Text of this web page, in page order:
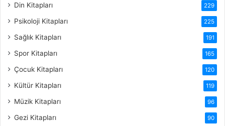
Din Kitapları 229
Psikoloji Kitapları 225
Sağlık Kitapları 191
Spor Kitapları 165
Çocuk Kitapları 120
Kültür Kitapları 119
Müzik Kitapları 96
Gezi Kitapları 90